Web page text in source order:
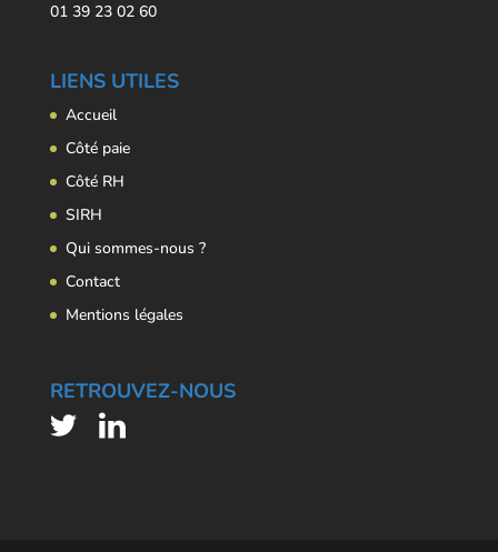
01 39 23 02 60
LIENS UTILES
Accueil
Côté paie
Côté RH
SIRH
Qui sommes-nous ?
Contact
Mentions légales
RETROUVEZ-NOUS